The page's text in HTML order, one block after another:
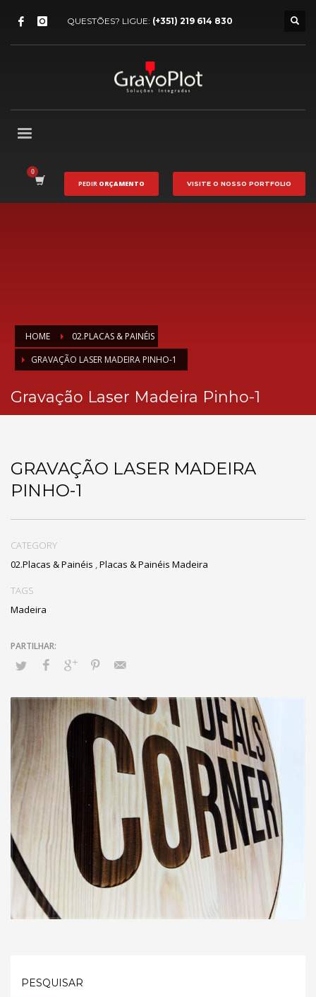
QUESTÕES? LIGUE: (+351) 219 614 830
PEDIR ORÇAMENTO VISITE O NOSSO PORTFOLIO
HOME
02.PLACAS & PAINÉIS
GRAVAÇÃO LASER MADEIRA PINHO-1
Gravação Laser Madeira Pinho-1
GRAVAÇÃO LASER MADEIRA
PINHO-1
CATEGORY
02.Placas & Painéis ,Placas & Painéis Madeira
TAGS
Madeira
PESQUISAR